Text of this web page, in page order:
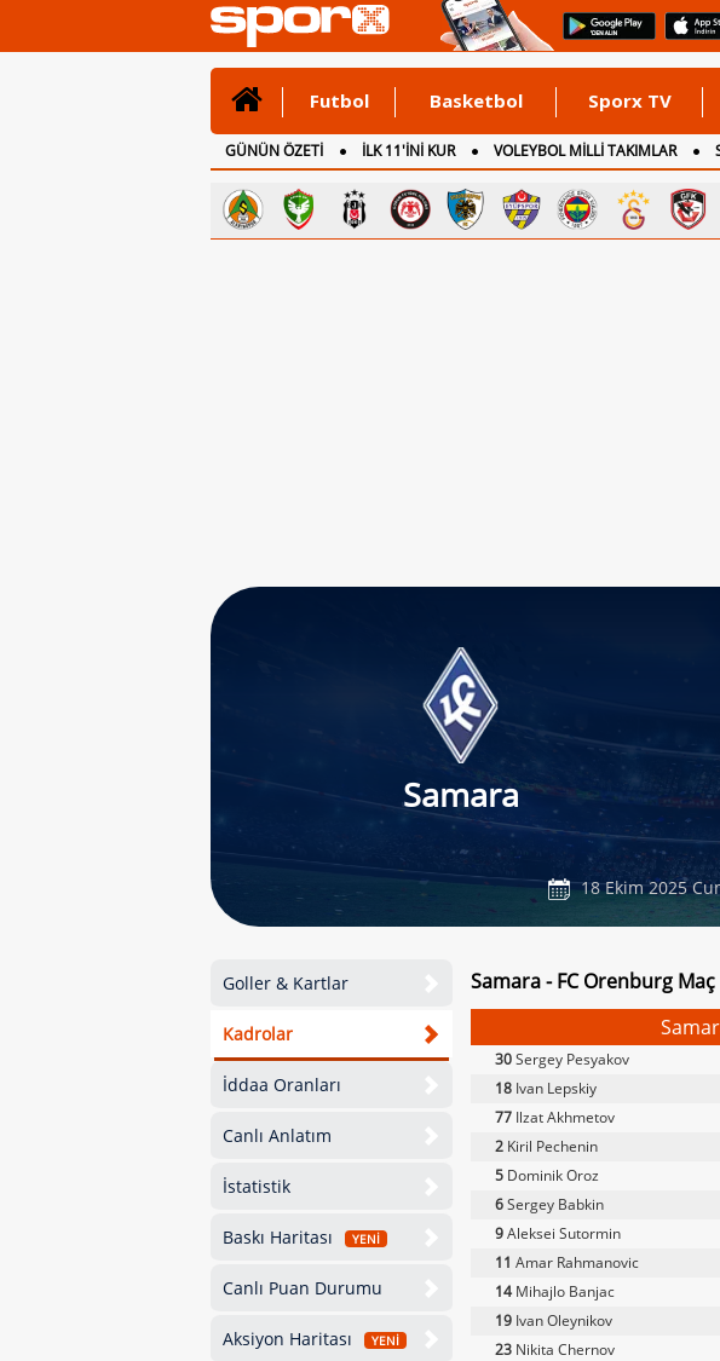
Futbol Basketbol Sporx TV
GÜNÜN ÖZETİ İLK 11'İNİ KUR VOLEYBOL MİLLİ TAKIMLAR
CANLI ANLATIM
İNGİLTERE
Samara
18 Ekim 2025
Goller & Kartlar
Kadrolar
İddaa Oranları
Canlı Anlatım
İstatistik
Baskı Haritası YENİ
Canlı Puan Durumu
Aksiyon Haritası YENİ
Samara - FC Orenburg
30Sergey Pesyakov
18 Ivan Lepskiy
77 Ilzat Akhmetov
2 Kiril Pechenin
5 Dominik Oroz
6Sergey Babkin
9Aleksei Sutormin
11 Amar Rahmanovic
14 Mihajlo Banjac
19 Ivan Oleynikov
23 Nikita Chernov